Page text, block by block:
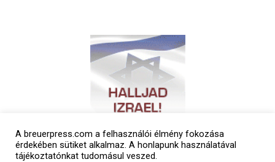
A breuerpress.com a felhasználói élmény fokozása
érdekében sütiket alkalmaz. A honlapunk használatával
tájékoztatónkat tudomásul veszed.